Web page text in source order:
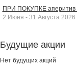
ПРИ ПОКУПКЕ аперитив
2 Июня - 31 Августа 2026
Будущие акции
Нет будущих акций